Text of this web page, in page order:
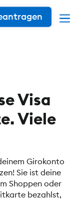
Visa
Viele
Girokonto
Sie ist deine
Shoppen oder
bezahlst,